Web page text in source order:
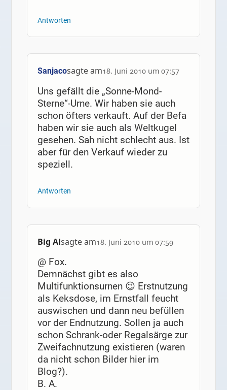
Antworten
Sanjacosagte am18. Juni 2010 um 07:57
Uns gefällt die „Sonne-Mond-
Sterne“-Urne. Wir haben sie auch
schon öfters verkauft. Auf der Befa
haben wir sie auch als Weltkugel
gesehen. Sah nicht schlecht aus. Ist
aber für den Verkauf wieder zu
speziell.
Antworten
Big Alsagte am18. Juni 2010 um 07:59
@ Fox.
Demnächst gibt es also
Multifunktionsurnen 😉 Erstnutzung
als Keksdose, im Ernstfall feucht
auswischen und dann neu befüllen
vor der Endnutzung. Sollen ja auch
schon Schrank-oder Regalsärge zur
Zweifachnutzung existieren (waren
da nicht schon Bilder hier im
Blog?).
B. A.